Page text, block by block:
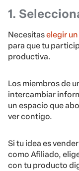
1.
Necesitaselegir
para que tu
productiva.
Los miembros de
intercambiar
un espacio que
ver contigo.
Si tu idea es
como Afiliado,
con tu producto